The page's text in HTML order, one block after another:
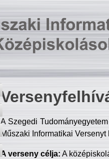
A Szegedi
Műszaki Informatikai
A verseny célja: A